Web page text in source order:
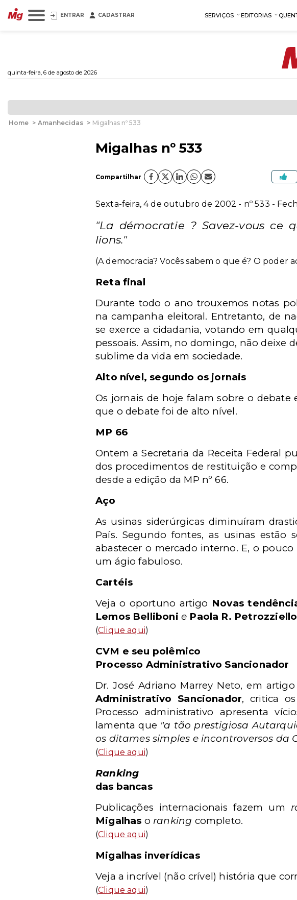
ENTRAR CADASTRAR SERVIÇOS EDITORIAS
quinta-feira, 6 de agosto de 2026
Home > Amanhecidas > Migalhas nº 533
Migalhas nº 533
Compartilhar
Sexta-feira, 4 de outubro de 2002 - nº 533 -
"La démocratie ? Savez-vous ce
lions."
(A democracia? Vocês sabem o que é? O poder
Reta final
Durante todo o ano trouxemos notas
na campanha eleitoral. Entretanto, de
se exerce a cidadania, votando em
pessoais. Assim, no domingo, não deixe
sublime da vida em sociedade.
Alto nível, segundo os jornais
Os jornais de hoje falam sobre o
que o debate foi de alto nível.
MP 66
Ontem a Secretaria da Receita Federal
dos procedimentos de restituição e
desde a edição da MP nº 66.
Aço
As usinas siderúrgicas diminuíram
País. Segundo fontes, as usinas
abastecer o mercado interno. E, o
um ágio fabuloso.
Cartéis
Veja o oportuno artigo Novas
Lemos Belliboni e Paola R.
(Clique aqui)
CVM e seu polêmico
Processo Administrativo Sancionador
Dr. José Adriano Marrey Neto, em
Administrativo Sancionador, critica
Processo administrativo apresenta
lamenta que "a tão prestigiosa
os ditames simples e incontroversos da
(Clique aqui)
Ranking
das bancas
Publicações internacionais fazem um
Migalhas o ranking completo.
(Clique aqui)
Migalhas inverídicas
Veja a incrível (não crível) história que
(Clique aqui)